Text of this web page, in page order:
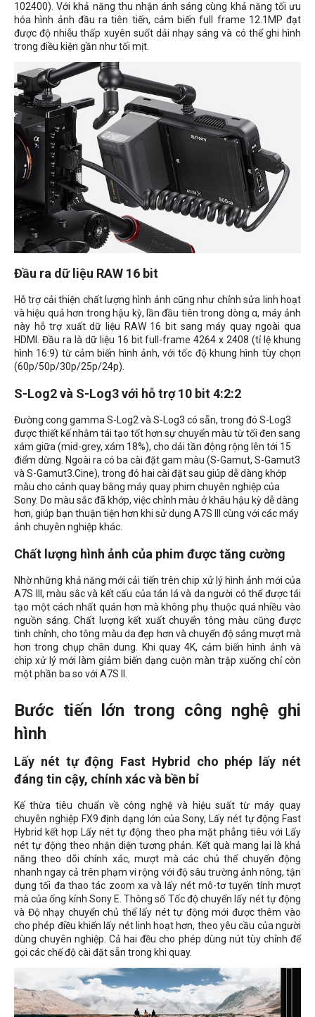
102400). Với khả năng thu nhận ánh sáng cùng khả năng tối ưu
hóa hình ảnh đầu ra tiên tiến, cảm biến full frame 12.1MP đạt
được độ nhiễu thấp xuyên suốt dải nhạy sáng và có thể ghi hình
trong điều kiện gần như tối mịt.
Đầu ra dữ liệu RAW 16 bit
Hỗ trợ cải thiện chất lượng hình ảnh cũng như chỉnh sửa linh hoạt
và hiệu quả hơn trong hậu kỳ, lần đầu tiên trong dòng α, máy ảnh
này hỗ trợ xuất dữ liệu RAW 16 bit sang máy quay ngoài qua
HDMI. Đầu ra là dữ liệu 16 bit full-frame 4264 x 2408 (tỉ lệ khung
hình 16:9) từ cảm biến hình ảnh, với tốc độ khung hình tùy chọn
(60p/50p/30p/25p/24p).
S-Log2 và S-Log3 với hỗ trợ 10 bit 4:2:2
Đường cong gamma S-Log2 và S-Log3 có sẵn, trong đó S-Log3
được thiết kế nhằm tái tạo tốt hơn sự chuyển màu từ tối đen sang
xám giữa (mid-grey, xám 18%), cho dải tần động rộng lên tới 15
điểm dừng. Ngoài ra có ba cài đặt gam màu (S-Gamut, S-Gamut3
và S-Gamut3.Cine), trong đó hai cài đặt sau giúp dễ dàng khớp
màu cho cảnh quay bằng máy quay phim chuyên nghiệp của
Sony. Do màu sắc đã khớp, việc chỉnh màu ở khâu hậu kỳ dễ dàng
hơn, giúp bạn thuận tiện hơn khi sử dụng A7S III cùng với các máy
ảnh chuyên nghiệp khác.
Chất lượng hình ảnh của phim được tăng cường
Nhờ những khả năng mới cải tiến trên chip xử lý hình ảnh mới của
A7S III, màu sắc và kết cấu của tán lá và da người có thể được tái
tạo một cách nhất quán hơn mà không phụ thuộc quá nhiều vào
nguồn sáng. Chất lượng kết xuất chuyển tông màu cũng được
tinh chỉnh, cho tông màu da đẹp hơn và chuyển độ sáng mượt mà
hơn trong chụp chân dung. Khi quay 4K, cảm biến hình ảnh và
chip xử lý mới làm giảm biến dạng cuộn màn trập xuống chỉ còn
một phần ba so với A7S II.
Bước tiến lớn trong công nghệ ghi
hình
Lấy nét tự động Fast Hybrid cho phép lấy nét
đáng tin cậy, chính xác và bền bỉ
Kế thừa tiêu chuẩn về công nghệ và hiệu suất từ máy quay
chuyên nghiệp FX9 định dạng lớn của Sony, Lấy nét tự động Fast
Hybrid kết hợp Lấy nét tự động theo pha mặt phẳng tiêu với Lấy
nét tự động theo nhận diện tương phản. Kết quà mang lại là khả
năng theo dõi chính xác, mượt mà các chủ thể chuyển động
nhanh ngay cả trên phạm vi rộng với độ sâu trường ảnh nông, tận
dụng tối đa thao tác zoom xa và lấy nét mô-tơ tuyến tính mượt
mà của ống kính Sony E. Thông số Tốc độ chuyển lấy nét tự động
và Độ nhạy chuyển chủ thể lấy nét tự động mới được thêm vào
cho phép điều khiển lấy nét linh hoạt hơn, theo yêu cầu của người
dùng chuyên nghiệp. Cả hai đều cho phép dùng nút tùy chỉnh để
gọi các chế độ cài đặt sẵn trong khi quay.